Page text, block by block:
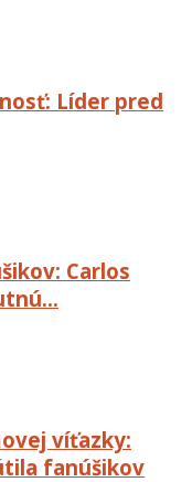
Líder pred
Carlos
víťazky:
fanúšikov